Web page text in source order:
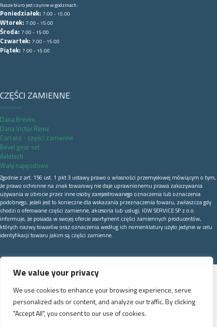
We value your privacy
We use cookies to enhance your browsing experience, serve
personalized ads or content, and analyze our traffic. By clicking
"Accept All", you consent to our use of cookies.
Nasze biuro jest czynne w godzinach:
Poniedziałek: 7:00 - 15:00
Wtorek: 7:00 - 15:00
Środa: 7:00 - 15:00
Czwartek: 7:00 - 15:00
Piątek: 7:00 - 15:00
CZĘŚCI ZAMIENNE
Dana Brevini
Dana Victor Reinz
Carraro - części zamienne
Bevel gear set
Axletech
Wały napęodowe
Zgodnie z art. 156 ust. 1 pkt 3 ustawy prawo o własności przemysłowej mówiącym o tym,
że prawo ochronne na znak towarowy nie daje uprawnionemu prawa zakazywania
używania w obrocie przez inne osoby zarejestrowanego oznaczenia lub oznaczenia
podobnego, jeżeli jest to konieczne dla wskazania przeznaczenia towaru, zwłaszcza gdy
chodzi o oferowane części zamienne, akcesoria lub usługi, IOW SERVICE SP z o.o.
informuje, że posiada w swojej ofercie asortyment części zamiennych producentów,
których nazwy towarów oraz oznaczenia według ich nomenklatury użyto jedynie w celu
identyfikacji towaru jakim są części zamienne.